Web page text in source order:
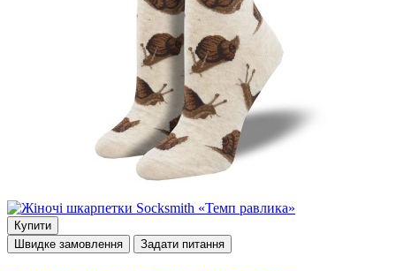
Купити
Швидке замовлення
Задати питання